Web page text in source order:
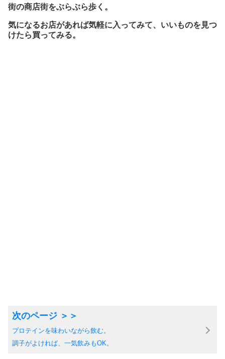
街の商店街をぶらぶら歩く。
気になるお店があれば気軽に入ってみて、いいものを見つ
けたら買ってみる。
プロテインを味わいながら飲む。
調子がよければ、一気飲みもOK。